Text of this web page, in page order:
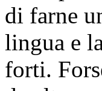
di farne
lingua e
forti.